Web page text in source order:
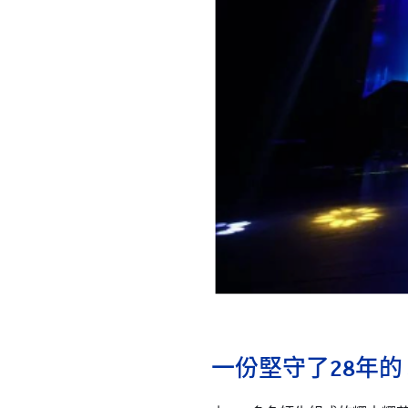
一份堅守了28年